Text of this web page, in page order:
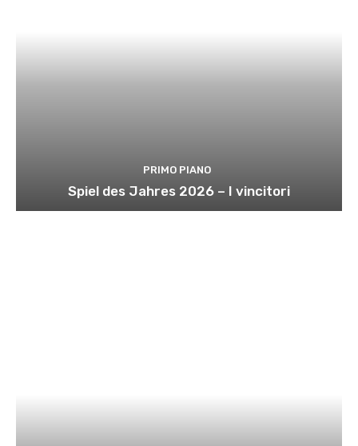
PRIMO PIANO
Spiel des Jahres 2026 – I vincitori